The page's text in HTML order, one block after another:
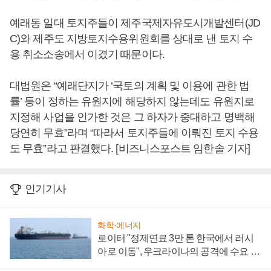
예래동 일대 토지주들이 제주국제자유도시개발센터(JD
C)와 제주도 지방토지수용위원회를 상대로 낸 토지 수
용 취소소송에서 이겼기 때문이다.
대법원은 “예래단지가 ‘국토의 계획 및 이용에 관한 법
률’ 등이 정하는 유원지에 해당하지 않는데도 유원지로
지정해 사업을 인가한 것은 그 하자가 중대하고 명백해
당연히 무효”라며 “따라서 토지주들에 이뤄진 토지 수용
도 무효”라고 판결했다. [비즈니스포스트 임한솔 기자]
인기기사
화학·에너지
로이터 "정제연료 3만 톤 한국에서 러시
아로 이동", 우크라이나의 공격에 수요 늘